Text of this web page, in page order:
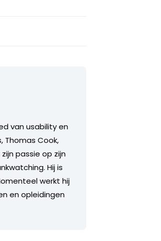
van usability en
Thomas Cook,
zijn passie op zijn
Hij is
werkt hij
en opleidingen